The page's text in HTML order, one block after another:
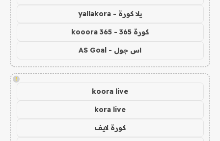
يلا كورة - yallakora
كورة 365 - kooora 365
اس جول - AS Goal
!
koora live
kora live
كورة لايف